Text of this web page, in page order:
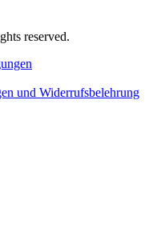
reserved.
und Widerrufsbelehrung